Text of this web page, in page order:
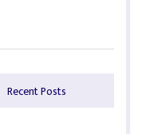
Recent Posts